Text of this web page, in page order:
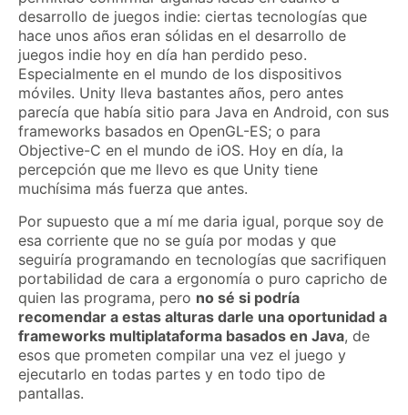
desarrollo de juegos indie: ciertas tecnologías que
hace unos años eran sólidas en el desarrollo de
juegos indie hoy en día han perdido peso.
Especialmente en el mundo de los dispositivos
móviles. Unity lleva bastantes años, pero antes
parecía que había sitio para Java en Android, con sus
frameworks basados en OpenGL-ES; o para
Objective-C en el mundo de iOS. Hoy en día, la
percepción que me llevo es que Unity tiene
muchísima más fuerza que antes.
Por supuesto que a mí me daria igual, porque soy de
esa corriente que no se guía por modas y que
seguiría programando en tecnologías que sacrifiquen
portabilidad de cara a ergonomía o puro capricho de
quien las programa, pero no sé si podría
recomendar a estas alturas darle una oportunidad a
frameworks multiplataforma basados en Java, de
esos que prometen compilar una vez el juego y
ejecutarlo en todas partes y en todo tipo de
pantallas.